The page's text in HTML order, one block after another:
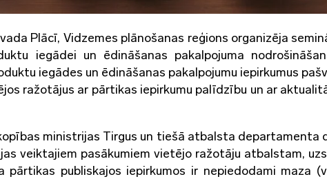
Plācī, Vidzemes plānošanas reģions organizēja
iegādei un ēdināšanas pakalpojuma
iegādes un ēdināšanas pakalpojumu iepirkumus
ražotājus ar pārtikas iepirkumu palīdzību un ar
ministrijas Tirgus un tiešā atbalsta departamenta
veiktajiem pasākumiem vietējo ražotāju atbalstam,
pārtikas publiskajos iepirkumos ir nepiedodami maza